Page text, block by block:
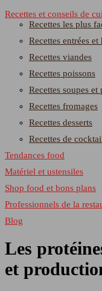
Recettes et conseils de
Recettes les plus
Recettes entrées et
Recettes viandes
Recettes poissons
Recettes soupes et
Recettes fromages
Recettes desserts
Recettes de
Tendances food
Matériel et ustensiles
Shop food et bons plans
Professionnels de la
Blog
Les
et